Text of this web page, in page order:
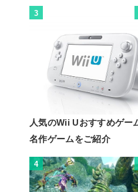
3
人気のWii Uおすすめゲー
名作ゲームをご紹介
4